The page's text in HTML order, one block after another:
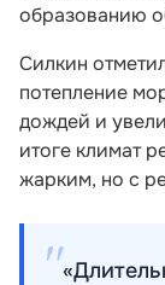
образованию
Силкин
потепление
дождей и
итоге климат
жарким, но с